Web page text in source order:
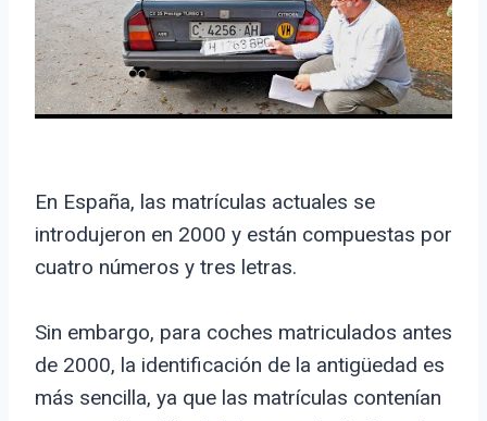
En España, las matrículas actuales se
introdujeron en 2000 y están compuestas por
cuatro números y tres letras.
Sin embargo, para coches matriculados antes
de 2000, la identificación de la antigüedad es
más sencilla, ya que las matrículas contenían